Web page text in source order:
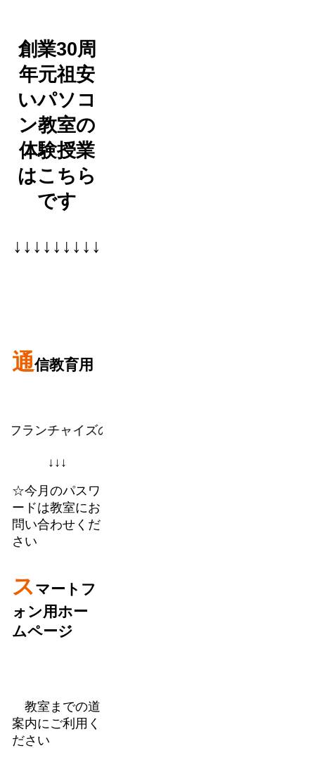
創業30周
年元祖安
いパソコ
ン教室の
体験授業
はこちら
です
↓↓↓↓↓↓↓↓↓
通信教育用
ャイズのパソコン教室のようなビデオ学習を御自
↓↓↓
☆今月のパスワ
ードは教室にお
問い合わせくだ
さい
スマートフ
ォン用ホー
ムページ
教室までの道
案内にご利用く
ださい